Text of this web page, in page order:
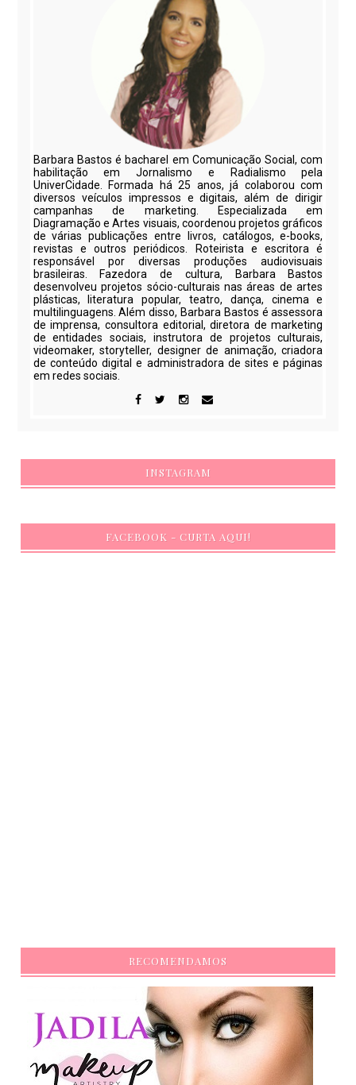
Barbara Bastos é bacharel em Comunicação Social, com
habilitação em Jornalismo e Radialismo pela
UniverCidade. Formada há 25 anos, já colaborou com
diversos veículos impressos e digitais, além de dirigir
campanhas de marketing. Especializada em
Diagramação e Artes visuais, coordenou projetos gráficos
de várias publicações entre livros, catálogos, e-books,
revistas e outros periódicos. Roteirista e escritora é
responsável por diversas produções audiovisuais
brasileiras. Fazedora de cultura, Barbara Bastos
desenvolveu projetos sócio-culturais nas áreas de artes
plásticas, literatura popular, teatro, dança, cinema e
multilinguagens. Além disso, Barbara Bastos é assessora
de imprensa, consultora editorial, diretora de marketing
de entidades sociais, instrutora de projetos culturais,
videomaker, storyteller, designer de animação, criadora
de conteúdo digital e administradora de sites e páginas
em redes sociais.
INSTAGRAM
FACEBOOK - CURTA AQUI!
RECOMENDAMOS